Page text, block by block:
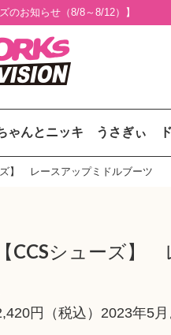
のお知らせ（8/8～8/12）】
ゃんとニッキ うさぎぃ
ズ】 レースアップミドルブーツ
【CCSシューズ】
円（税込）2023年5月